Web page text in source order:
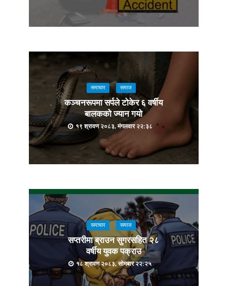
समाचार समाज
कञ्चनरूपमा सर्पले टोकेर ६ वर्षीय
बालकको ज्यान गयो
१९ श्रावण २०८३, मंगलवार २२:३८
समाचार समाज
सप्तरीमा ब्राउन सुगरसहित २८
वर्षीय युवक पक्राउ
१८ श्रावण २०८३, सोमबार २२:२५